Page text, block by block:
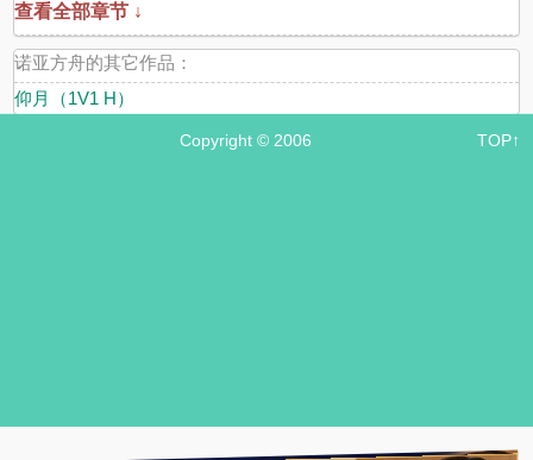
查看全部章节 ↓
诺亚方舟的其它作品：
仰月（1V1 H）
Copyright © 2006 TOP↑